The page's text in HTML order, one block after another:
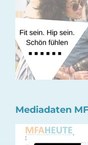
Mediadaten